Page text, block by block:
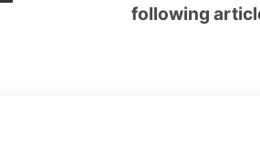
following